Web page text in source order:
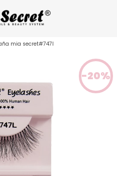
mia secret#747l
-20%